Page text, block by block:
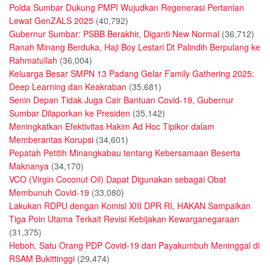
Polda Sumbar Dukung PMPI Wujudkan Regenerasi Pertanian
Lewat GenZALS 2025 (40,792)
Gubernur Sumbar: PSBB Berakhir, Diganti New Normal (36,712)
Ranah Minang Berduka, Haji Boy Lestari Dt Palindih Berpulang ke
Rahmatullah (36,004)
Keluarga Besar SMPN 13 Padang Gelar Family Gathering 2025:
Deep Learning dan Keakraban (35,681)
Senin Depan Tidak Juga Cair Bantuan Covid-19, Gubernur
Sumbar Dilaporkan ke Presiden (35,142)
Meningkatkan Efektivitas Hakim Ad Hoc Tipikor dalam
Memberantas Korupsi (34,601)
Pepatah Petitih Minangkabau tentang Kebersamaan Beserta
Maknanya (34,170)
VCO (Virgin Coconut Oil) Dapat Digunakan sebagai Obat
Membunuh Covid-19 (33,080)
Lakukan RDPU dengan Komisi XIII DPR RI, HAKAN Sampaikan
Tiga Poin Utama Terkait Revisi Kebijakan Kewarganegaraan
(31,375)
Heboh, Satu Orang PDP Covid-19 dari Payakumbuh Meninggal di
RSAM Bukittinggi (29,474)